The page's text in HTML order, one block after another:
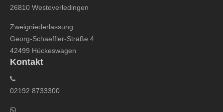
26810 Westoverledingen
Zweigniederlassung:
Georg-Schaeffler-Straße 4
42499 Hückeswagen
Kontakt
02192 8733300